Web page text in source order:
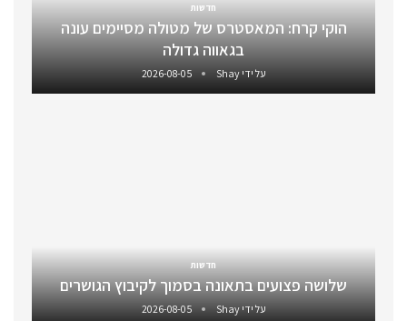
חדשות
הוקי קרח: המאסטרס של מטולה מסיימים עונה
בגאווה גדולה
על ידיShay
2026-08-05
חדשות
שלושה פצועים בתאונה בסמוך לקיבוץ הגושרים
על ידיShay
2026-08-05